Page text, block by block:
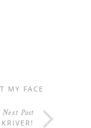
MY FACE
Next Post